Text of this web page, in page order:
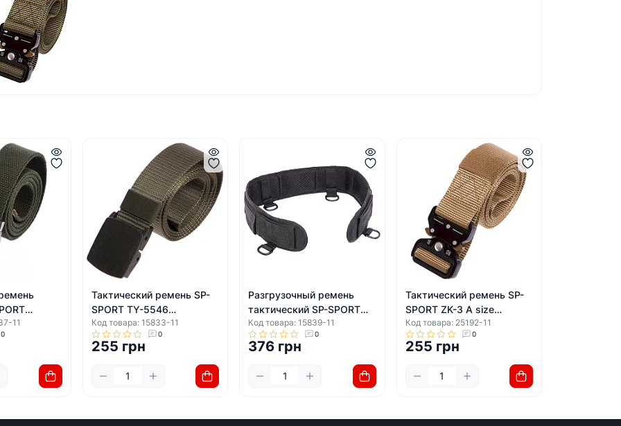
6663
11
0
Тактический ремень SP-
SPORT TY-5546
125x3,5см (Оливковый)
Код товара: 15833-11
0
255 грн
Разгрузочный ремень
тактический SP-SPORT
YT-35 80х8см (Черный)
Код товара: 15839-11
0
376 грн
Тактический ремень SP-
SPORT ZK-3 A size
125x4см (Хаки)
Код товара: 25192-11
0
255 грн